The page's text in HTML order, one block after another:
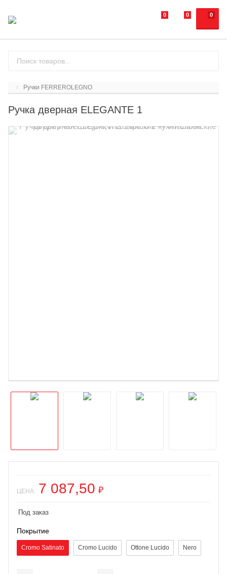
0
0 0
Ручки FERREROLEGNO
Ручка дверная ELEGANTE 1
ЦЕНА: 7 087,50₽
Под заказ
Покрытие
Cromo Satinato Cromo Lucido Ottone Lucido Nero